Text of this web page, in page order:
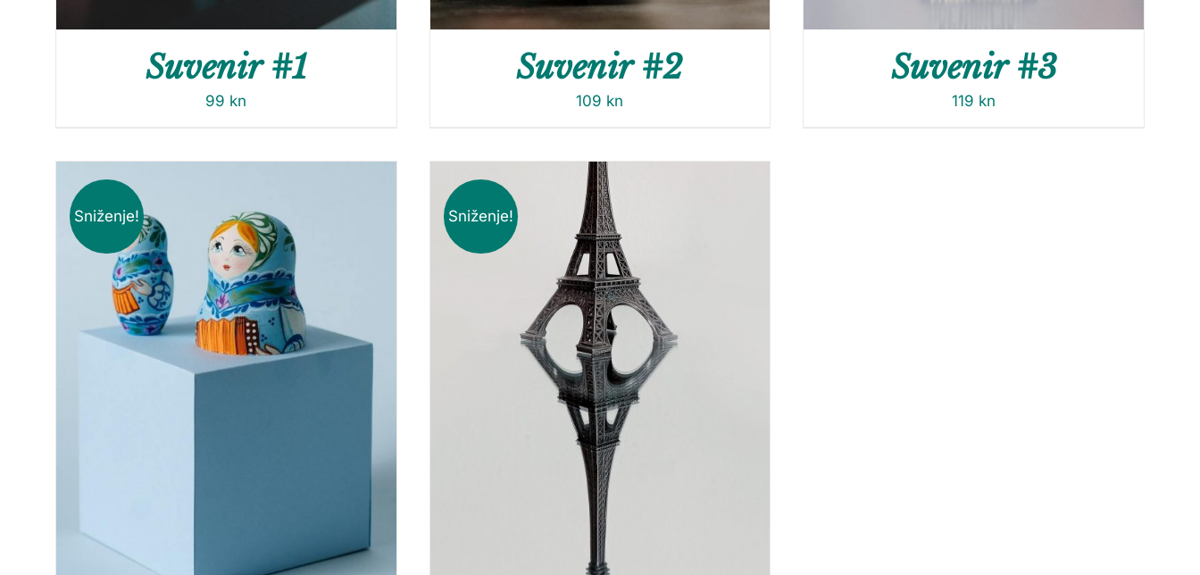
Suvenir #1
99 kn
Suvenir #2
109 kn
Suvenir #3
119 kn
Sniženje! Sniženje!